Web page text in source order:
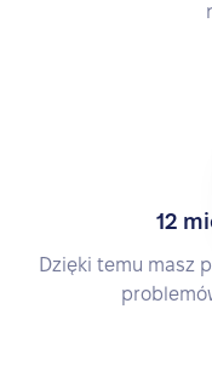
12
Dzięki temu masz